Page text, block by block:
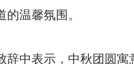
温馨氛围。
辞中表示，中秋团圆寓